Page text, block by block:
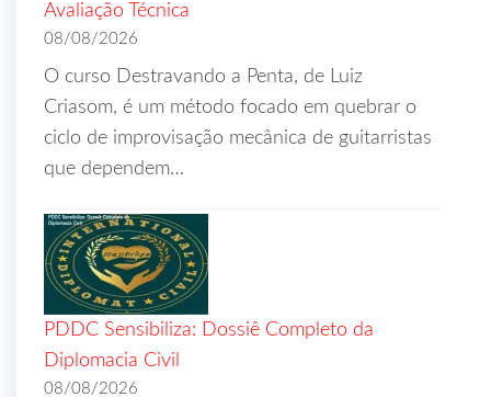
Avaliação Técnica
08/08/2026
O curso Destravando a Penta, de Luiz
Criasom, é um método focado em quebrar o
ciclo de improvisação mecânica de guitarristas
que dependem…
PDDC Sensibiliza: Dossiê Completo da
Diplomacia Civil
08/08/2026